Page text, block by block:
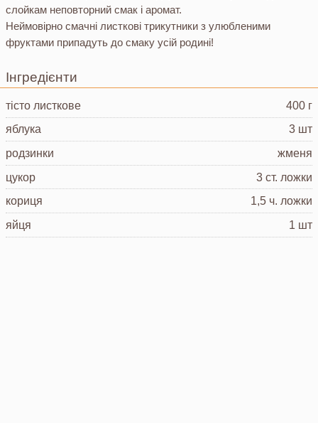
слойкам неповторний смак і аромат.
Неймовірно смачні листкові трикутники з улюбленими
фруктами припадуть до смаку усій родині!
Інгредієнти
тісто листкове
400 г
яблука
3 шт
родзинки
жменя
цукор
3 ст. ложки
кориця
1,5 ч. ложки
яйця
1 шт